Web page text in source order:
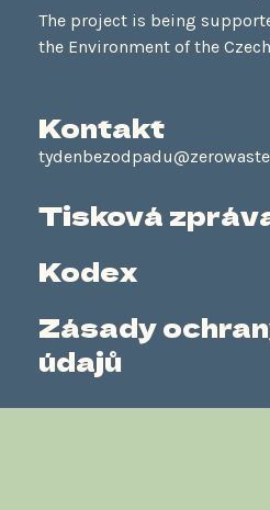
The project is being
the Environment of the
Kontakt
Tisková
Kodex
Zásady
údajů